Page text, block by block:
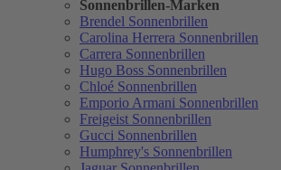
Sonnenbrillen-Marken
Brendel Sonnenbrillen
Carolina Herrera Sonnenbrillen
Carrera Sonnenbrillen
Hugo Boss Sonnenbrillen
Chloé Sonnenbrillen
Emporio Armani Sonnenbrillen
Freigeist Sonnenbrillen
Gucci Sonnenbrillen
Humphrey's Sonnenbrillen